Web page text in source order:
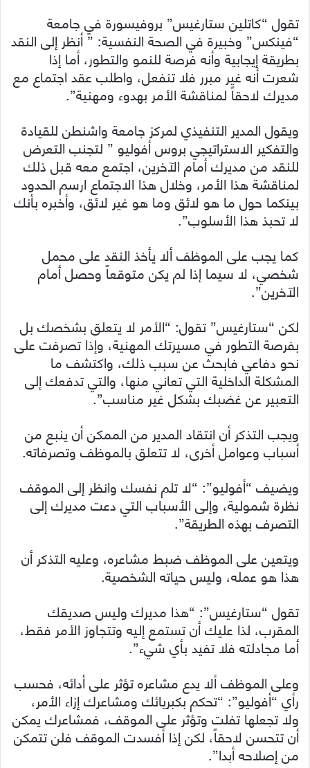
تقول “كاتلين ستارغيس” بروفيسورة في جامعة
“فينكس” وخبيرة في الصحة النفسية: ” أنظر إلى النقد
بطريقة إيجابية وأنه فرصة للنمو والتطور، أما إذا
شعرت أنه غير مبرر فلا تنفعل، واطلب عقد اجتماع مع
مديرك لاحقاً لمناقشة اﻷمر بهدوء ومهنية”.
ويقول المدير التنفيذي لمركز جامعة واشنطن للقيادة
والتفكير الاستراتيجي بروس أفوليو ” لتجنب التعرض
للنقد من مديرك أمام اﻵخرين، اجتمع معه قبل ذلك
لمناقشة هذا اﻷمر، وخلال هذا الاجتماع ارسم الحدود
بينكما حول ما هو لائق وما هو غير لائق، وأخبره بأنك
لا تحبذ هذا اﻷسلوب”.
كما يجب على الموظف ألا يأخذ النقد على محمل
شخصي، لا سيما إذا لم يكن متوقعاً وحصل أمام
الآخرين”.
لكن “ستارغيس” تقول: “اﻷمر لا يتعلق بشخصك بل
بفرصة التطور في مسيرتك المهنية، وإذا تصرفت على
نحو دفاعي فابحث عن سبب ذلك، واكتشف ما
المشكلة الداخلية التي تعاني منها، والتي تدفعك إلى
التعبير عن غضبك بشكل غير مناسب”.
ويجب التذكر أن انتقاد المدير من الممكن أن ينبع من
أسباب وعوامل أخرى، لا تتعلق بالموظف وتصرفاته.
ويضيف “أفوليو”: “لا تلم نفسك وانظر إلى الموقف
نظرة شمولية، وإلى اﻷسباب التي دعت مديرك إلى
التصرف بهذه الطريقة”.
ويتعين على الموظف ضبط مشاعره، وعليه التذكر أن
هذا هو عمله، وليس حياته الشخصية.
تقول “ستارغيس”: “هذا مديرك وليس صديقك
المقرب، لذا عليك أن تستمع إليه وتتجاوز اﻷمر فقط،
أما مجادلته فلا تفيد بأي شيء”.
وعلى الموظف ألا يدع مشاعره تؤثر على أدائه، فحسب
رأي “أفوليو”: “تحكم بكبريائك ومشاعرك إزاء اﻷمر،
ولا تجعلها تفلت وتؤثر على الموقف، فمشاعرك يمكن
أن تتحسن لاحقاً، لكن إذا أفسدت الموقف فلن تتمكن
من إصلاحه أبدا”.